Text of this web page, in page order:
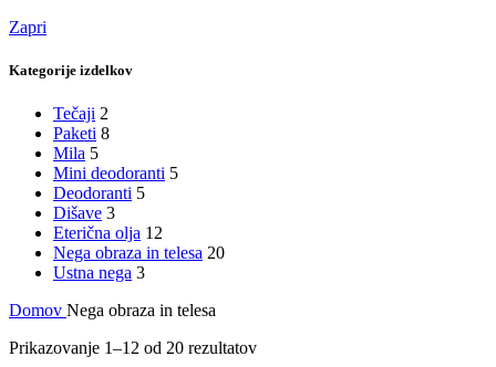
Zapri
Kategorije izdelkov
Tečaji 2
Paketi 8
Mila 5
Mini deodoranti 5
Deodoranti 5
Dišave 3
Eterična olja 12
Nega obraza in telesa 20
Ustna nega 3
Domov Nega obraza in telesa
Prikazovanje 1–12 od 20 rezultatov